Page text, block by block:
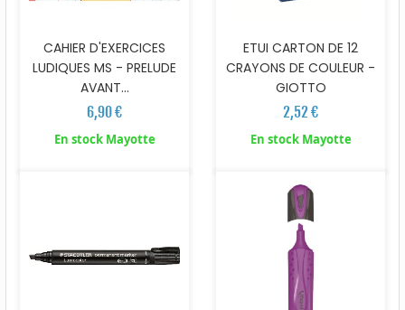
CAHIER D'EXERCICES
LUDIQUES MS - PRELUDE
AVANT...
6,90 €
En stock Mayotte
ETUI CARTON DE 12
CRAYONS DE COULEUR -
GIOTTO
2,52 €
En stock Mayotte